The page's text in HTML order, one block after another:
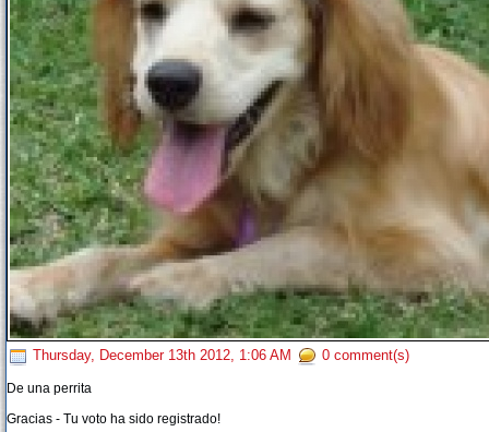
Thursday, December 13th 2012, 1:06 AM 0 comment(s)
De una perrita
Gracias - Tu voto ha sido registrado!